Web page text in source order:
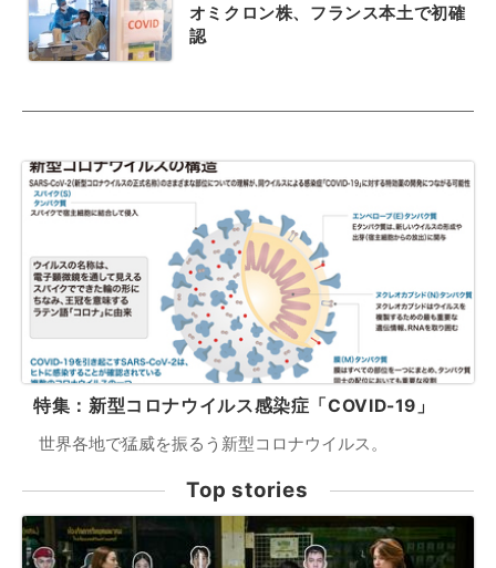
オミクロン株、フランス本土で初確
認
特集：新型コロナウイルス感染症「COVID-19」
世界各地で猛威を振るう新型コロナウイルス。
Top stories